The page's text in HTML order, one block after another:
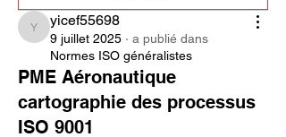
yicef55698
yicef55698
9 juillet 2025 · a publié dans
Normes ISO généralistes
PME Aéronautique
cartographie des processus
ISO 9001